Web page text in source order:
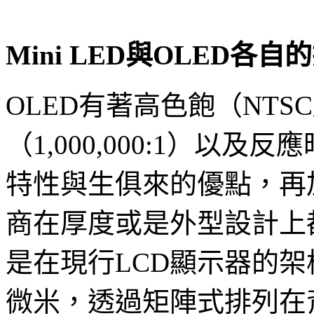
Mini LED與OLED各自
OLED有著高色飽（
（1,000,000:1）以及反
特性與生俱來的優點，
商在厚度或是外型設計
是在現行LCD顯示器的
微米，透過矩陣式排列